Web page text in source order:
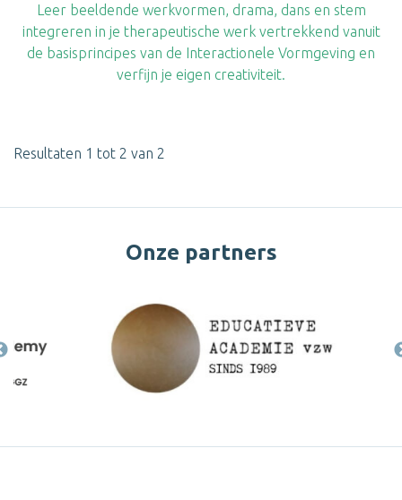
Leer beeldende werkvormen, drama, dans en stem
integreren in je therapeutische werk vertrekkend vanuit
de basisprincipes van de Interactionele Vormgeving en
verfijn je eigen creativiteit.
Resultaten 1 tot 2 van 2
Onze partners